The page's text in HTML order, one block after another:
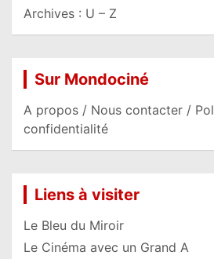
Archives : U – Z
Sur Mondociné
A propos / Nous contacter /
confidentialité
Liens à visiter
Le Bleu du Miroir
Le Cinéma avec un Grand A